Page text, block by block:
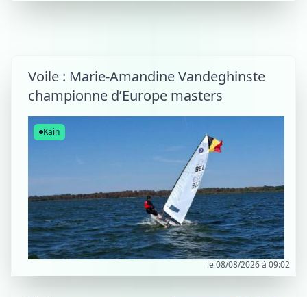
Voile : Marie-Amandine Vandeghinste
championne d’Europe masters
le 08/08/2026 à 09:02
Kain